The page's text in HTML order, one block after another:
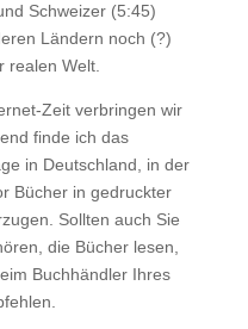
Schweizer (5:45)
Ländern noch (?)
realen Welt.
Zeit verbringen wir
finde ich das
in Deutschland, in der
Bücher in gedruckter
Sollten auch Sie
die Bücher lesen,
Buchhändler Ihres